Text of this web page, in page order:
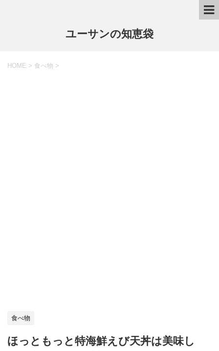
ユーサンの知恵袋
HOME > 食べ物 >
食べ物
ほっともっと特海鮮えび天丼は美味し